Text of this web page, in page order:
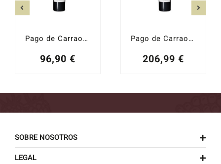
Pago de Carraovejas El Anejón 2021
96,90 €
Pago de Carraovejas El Anejón Mágnum 2020
206,99 €
SOBRE NOSOTROS
LEGAL